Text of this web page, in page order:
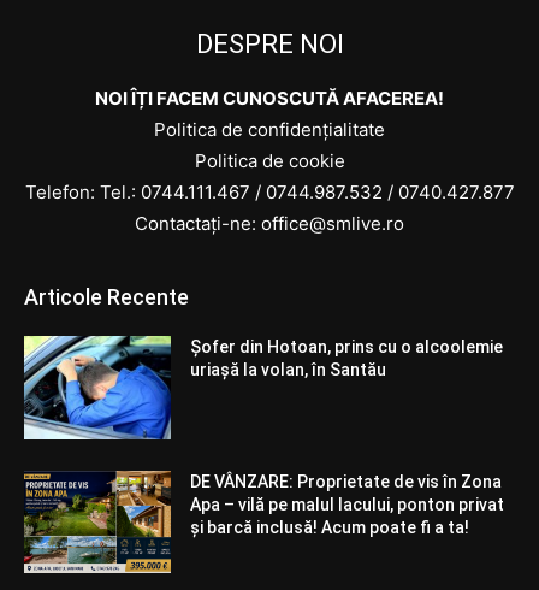
DESPRE NOI
NOI ÎȚI FACEM CUNOSCUTĂ AFACEREA!
Politica de confidențialitate
Politica de cookie
Telefon: Tel.: 0744.111.467 / 0744.987.532 / 0740.427.877
Contactați-ne: office@smlive.ro
Articole Recente
Șofer din Hotoan, prins cu o alcoolemie
uriașă la volan, în Santău
DE VÂNZARE: Proprietate de vis în Zona
Apa – vilă pe malul lacului, ponton privat
și barcă inclusă! Acum poate fi a ta!